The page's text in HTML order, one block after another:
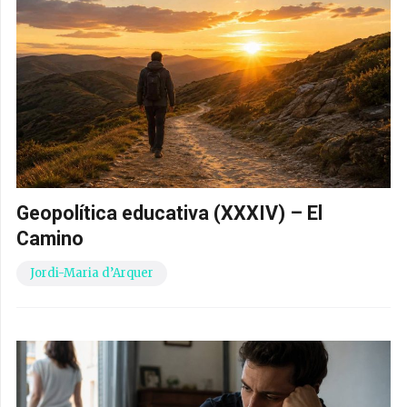
Geopolítica educativa (XXXIV) – El
Camino
Jordi-Maria d’Arquer